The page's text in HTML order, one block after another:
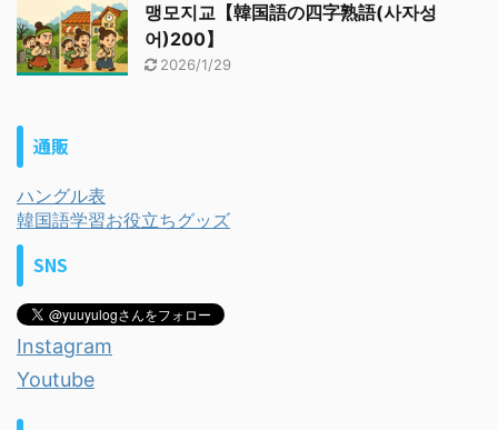
맹모지교【韓国語の四字熟語(사자성
어)200】
2026/1/29
通販
ハングル表
韓国語学習お役立ちグッズ
SNS
Instagram
Youtube